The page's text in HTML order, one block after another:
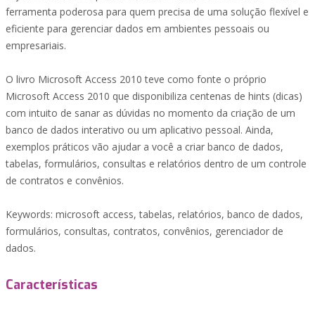
ferramenta poderosa para quem precisa de uma solução flexível e
eficiente para gerenciar dados em ambientes pessoais ou
empresariais.
O livro Microsoft Access 2010 teve como fonte o próprio
Microsoft Access 2010 que disponibiliza centenas de hints (dicas)
com intuito de sanar as dúvidas no momento da criação de um
banco de dados interativo ou um aplicativo pessoal. Ainda,
exemplos práticos vão ajudar a você a criar banco de dados,
tabelas, formulários, consultas e relatórios dentro de um controle
de contratos e convênios.
Keywords: microsoft access, tabelas, relatórios, banco de dados,
formulários, consultas, contratos, convênios, gerenciador de
dados.
Características